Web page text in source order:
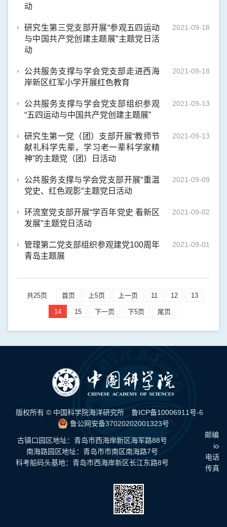
动
2021-09-18
研究生第三党支部开展“参观五四运动
与中国共产党创建主题展”主题党日活
动
2021-09-18
公共服务支撑与学会党支部走进西海
岸新区红军小学开展红色教育
2021-09-13
公共服务支撑与学会党支部组织参观
“五四运动与中国共产党创建主题展”
2021-09-13
研究生第一党（团）支部开展“教师节
献礼科学先辈，学习老一辈科学家精
神”的主题党（团）日活动
2021-09-09
公共服务支撑与学会党支部开展“重温
党史、红色观影”主题党日活动
2021-09-02
环流室党支部开展“学百年党史 看新区
发展”主题党日活动
2021-09-01
管理第二党支部组织参观建党100周年
青岛主题展
共25页 首页 上5页 上一页 11 12 13
14 15 下一页 下5页 尾页
版权所有 © 中国科学院海洋研究所 鲁ICP备10006911号-6
鲁公网安备37020202001323号
古镇口园区地址：青岛市西海岸新区海军路88号
南海路园区地址：青岛市市南区南海路7号
科考船码头基地：青岛市西海岸新区长江东路8号
邮编
电话
传真